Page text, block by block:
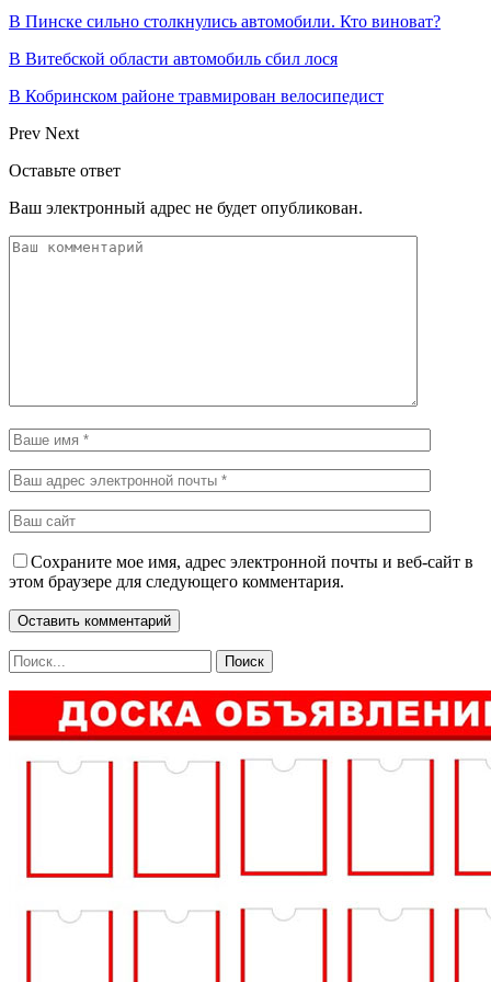
В Пинске сильно столкнулись автомобили. Кто виноват?
В Витебской области автомобиль сбил лося
В Кобринском районе травмирован велосипедист
Prev Next
Оставьте ответ
Ваш электронный адрес не будет опубликован.
Сохраните мое имя, адрес электронной почты и веб-сайт в
этом браузере для следующего комментария.